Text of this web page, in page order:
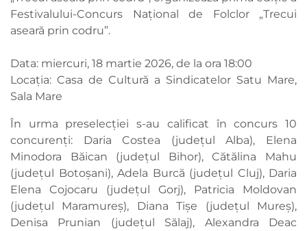
Festivalului-Concurs Național de Folclor „Trecui
aseară prin codru”.
Data: miercuri, 18 martie 2026, de la ora 18:00
Locația: Casa de Cultură a Sindicatelor Satu Mare,
Sala Mare
În urma preselecției s-au calificat în concurs 10
concurenți: Daria Costea (județul Alba), Elena
Minodora Băican (județul Bihor), Cătălina Mahu
(județul Botoșani), Adela Burcă (județul Cluj), Daria
Elena Cojocaru (județul Gorj), Patricia Moldovan
(județul Maramureș), Diana Tișe (județul Mureș),
Denisa Prunian (județul Sălaj), Alexandra Deac